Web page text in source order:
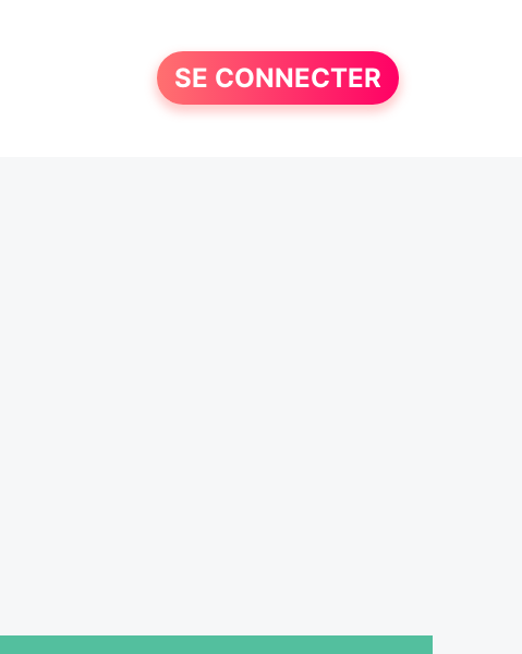
SE CONNECTER